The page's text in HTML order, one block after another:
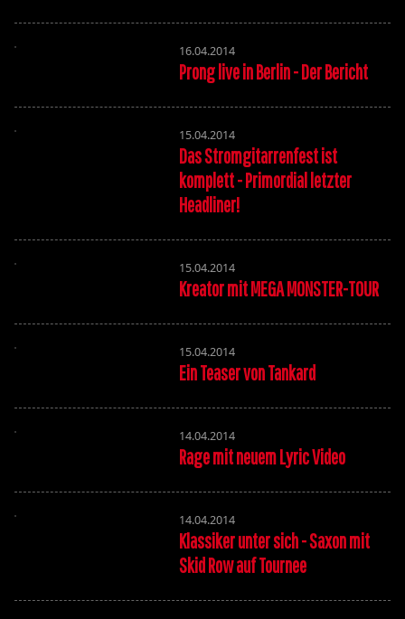
16.04.2014
Prong live in Berlin - Der Bericht
15.04.2014
Das Stromgitarrenfest ist
komplett - Primordial letzter
Headliner!
15.04.2014
Kreator mit MEGA MONSTER-TOUR
15.04.2014
Ein Teaser von Tankard
14.04.2014
Rage mit neuem Lyric Video
14.04.2014
Klassiker unter sich - Saxon mit
Skid Row auf Tournee